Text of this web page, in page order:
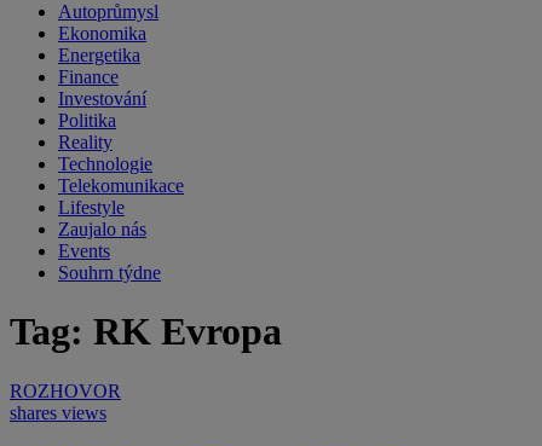
Autoprůmysl
Ekonomika
Energetika
Finance
Investování
Politika
Reality
Technologie
Telekomunikace
Lifestyle
Zaujalo nás
Events
Souhrn týdne
Tag: RK Evropa
ROZHOVOR
shares views